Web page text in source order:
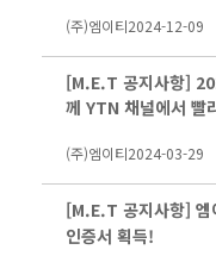
(주)엠이티2024-12-09
[M.E.T 공지사항]
께 YTN 채널에서 빨
(주)엠이티2024-03-29
[M.E.T 공지사항]
인증서 획득!